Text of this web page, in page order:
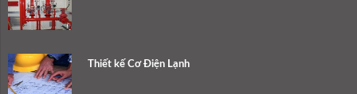
Thiết kế Cơ Điện Lạnh